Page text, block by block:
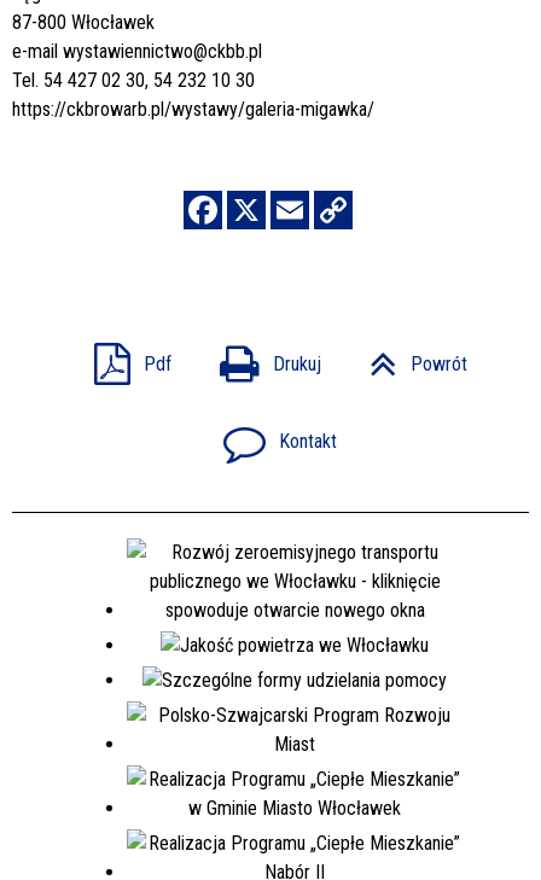
87-800 Włocławek
e-mail wystawiennictwo@ckbb.pl
Tel. 54 427 02 30, 54 232 10 30
https://ckbrowarb.pl/wystawy/galeria-migawka/
Pdf Drukuj Powrót
Kontakt